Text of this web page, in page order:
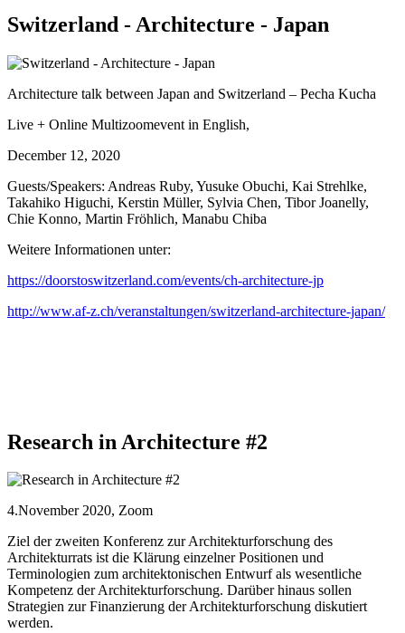
Switzerland - Architecture - Japan
Architecture talk between Japan and Switzerland – Pecha Kucha
Live + Online Multizoomevent in English,
December 12, 2020
Guests/Speakers: Andreas Ruby, Yusuke Obuchi, Kai Strehlke,
Takahiko Higuchi, Kerstin Müller, Sylvia Chen, Tibor Joanelly,
Chie Konno, Martin Fröhlich, Manabu Chiba
Weitere Informationen unter:
https://doorstoswitzerland.com/events/ch-architecture-jp
http://www.af-z.ch/veranstaltungen/switzerland-architecture-japan/
Research in Architecture #2
4.November 2020, Zoom
Ziel der zweiten Konferenz zur Architekturforschung des
Architekturrats ist die Klärung einzelner Positionen und
Terminologien zum architektonischen Entwurf als wesentliche
Kompetenz der Architekturforschung. Darüber hinaus sollen
Strategien zur Finanzierung der Architekturforschung diskutiert
werden.